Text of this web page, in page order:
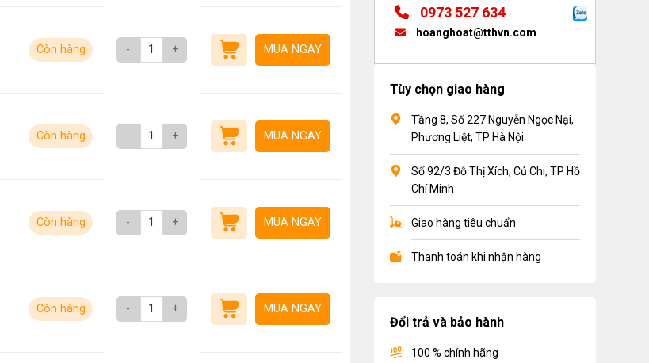
Còn hàng - + MUA NGAY
Còn hàng - + MUA NGAY
Còn hàng - + MUA NGAY
Còn hàng - + MUA NGAY
0973 527 634
hoanghoat@tthvn.com
Tùy chọn giao hàng
Tầng 8, Số 227 Nguyễn Ngọc Nại,
Phương Liệt, TP Hà Nội
Số 92/3 Đỗ Thị Xích, Củ Chi, TP Hồ
Chí Minh
Giao hàng tiêu chuẩn
Thanh toán khi nhận hàng
Đổi trả và bảo hành
100 % chính hãng